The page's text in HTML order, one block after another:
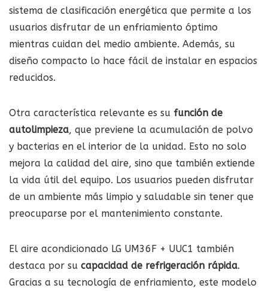
sistema de clasificación energética que permite a los
usuarios disfrutar de un enfriamiento óptimo
mientras cuidan del medio ambiente. Además, su
diseño compacto lo hace fácil de instalar en espacios
reducidos.
Otra característica relevante es su función de
autolimpieza, que previene la acumulación de polvo
y bacterias en el interior de la unidad. Esto no solo
mejora la calidad del aire, sino que también extiende
la vida útil del equipo. Los usuarios pueden disfrutar
de un ambiente más limpio y saludable sin tener que
preocuparse por el mantenimiento constante.
El aire acondicionado LG UM36F + UUC1 también
destaca por su capacidad de refrigeración rápida.
Gracias a su tecnología de enfriamiento, este modelo